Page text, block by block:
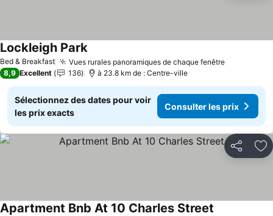
Bed & Breakfast Vues rurales panoramiques de chaque fenêtreConsulter
Lockleigh ParkConsulter les prix
8,9 Excellent 136 à 23.8 km de : Centre-ville
Sélectionnez des dates pour voir
les prix exacts
Consulter les prix
Partager
Apartment Bnb At 10 Charles Street